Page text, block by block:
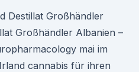
Destillat Großhändler
Großhändler Albanien –
mai im
cannabis für ihren